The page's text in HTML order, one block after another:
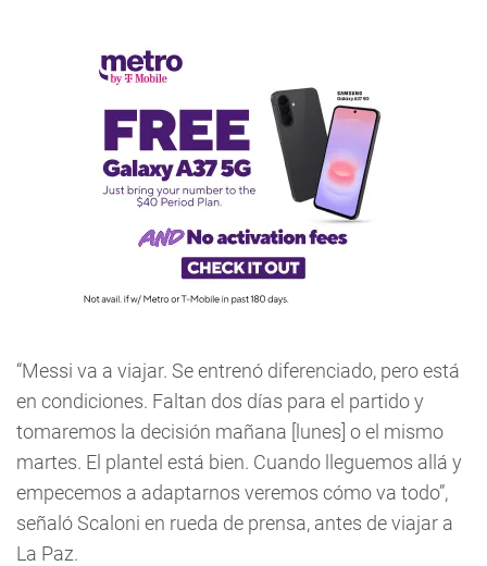
“Messi va a viajar. Se entrenó diferenciado, pero está
en condiciones. Faltan dos días para el partido y
tomaremos la decisión mañana [lunes] o el mismo
martes. El plantel está bien. Cuando lleguemos allá y
empecemos a adaptarnos veremos cómo va todo”,
señaló Scaloni en rueda de prensa, antes de viajar a
La Paz.